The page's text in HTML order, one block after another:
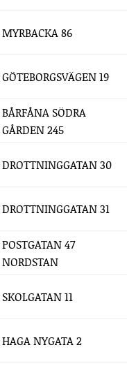
MYRBACKA 86
GÖTEBORGSVÄGEN 19
BÅRFÅNA SÖDRA
GÅRDEN 245
DROTTNINGGATAN 30
DROTTNINGGATAN 31
POSTGATAN 47
NORDSTAN
SKOLGATAN 11
HAGA NYGATA 2